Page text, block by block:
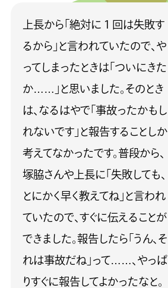
上長から「絶対に１回は失敗す
るから」と言われていたので、や
ってしまったときは「ついにきた
か……」と思いました。そのとき
は、なるはやで「事故ったかもし
れないです」と報告することしか
考えてなかったです。普段から、
塚脇さんや上長に「失敗しても、
とにかく早く教えてね」と言われ
ていたので、すぐに伝えることが
できました。報告したら「うん、そ
れは事故だね」って……、やっぱ
りすぐに報告してよかったなと。